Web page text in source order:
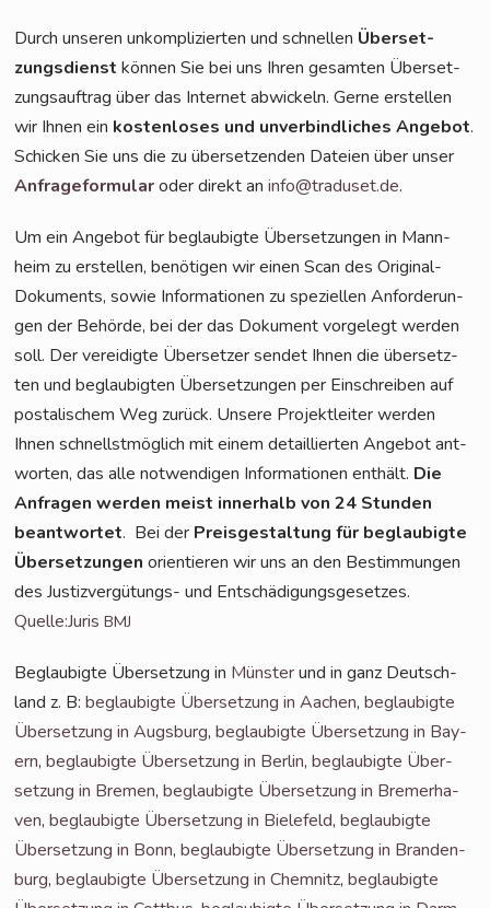
Durch unse­ren unkom­pli­zier­ten und schnel­len Über­set­
zungs­dienst kön­nen Sie bei uns Ihren gesam­ten Über­set­
zungs­auf­trag über das Inter­net abwi­ckeln. Ger­ne erstel­len
wir Ihnen ein kos­ten­lo­ses und unver­bind­li­ches Ange­bot.
Schi­cken Sie uns die zu über­set­zen­den Datei­en über unser
Anfra­ge­for­mu­laroder direkt aninfo@traduset.de.
Um ein Ange­bot für beglau­big­te Über­set­zun­gen in Mann­
heim zu erstel­len, benö­ti­gen wir einen Scan des Ori­gi­nal-
Doku­ments, sowie Infor­ma­tio­nen zu spe­zi­el­len Anfor­de­run­
gen der Behör­de, bei der das Doku­ment vor­ge­legt wer­den
soll. Der ver­ei­dig­te Über­set­zer sen­det Ihnen die über­setz­
ten und beglau­big­ten Über­set­zun­gen per Ein­schrei­ben auf
pos­ta­li­schem Weg zurück. Unse­re Pro­jekt­lei­ter wer­den
Ihnen schnellst­mög­lich mit einem detail­lier­ten Ange­bot ant­
wor­ten, das alle not­wen­di­gen Infor­ma­tio­nen ent­hält. Die
Anfra­gen wer­den meist inner­halb von 24 Stun­den
beant­wor­tet. Bei der Preis­ge­stal­tung für beglau­big­te
Über­set­zun­gen ori­en­tie­ren wir uns an den Bestim­mun­gen
des Jus­tiz­ver­gü­tungs- und Entschädigungsgesetzes.
Quelle:JurisBMJ
Beglau­big­te Über­set­zung in Müns­terund in ganz Deutsch­
land z. B:beglau­big­te Über­set­zung in Aachen,beglau­big­te
Über­set­zung in Augs­burg,beglau­big­te Über­set­zung in Bay­
ern,beglau­big­te Über­set­zung in Ber­lin,beglau­big­te Über­
set­zung in Bre­men,beglau­big­te Über­set­zung in Bre­mer­ha­
ven,beglau­big­te Über­set­zung in Bie­le­feld,beglau­big­te
Über­set­zung in Bonn,beglau­big­te Über­set­zung in Bran­den­
burg,beglau­big­te Über­set­zung in Chem­nitz,beglau­big­te